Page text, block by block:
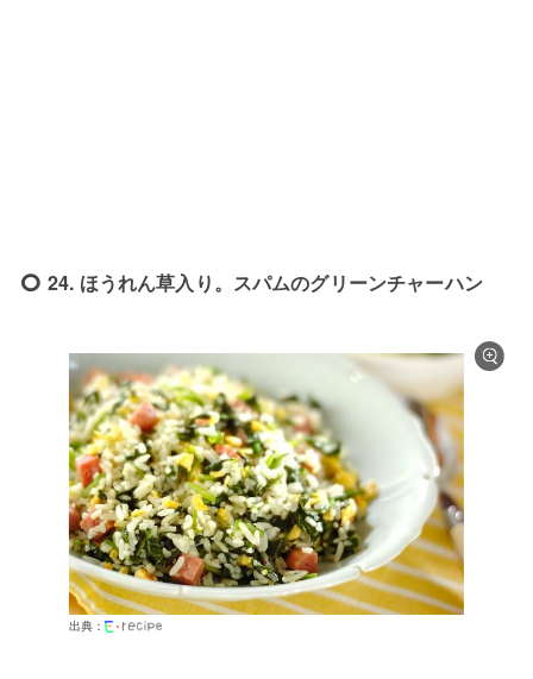
24. ほうれん草入り。スパムのグリーンチャーハン
出典：